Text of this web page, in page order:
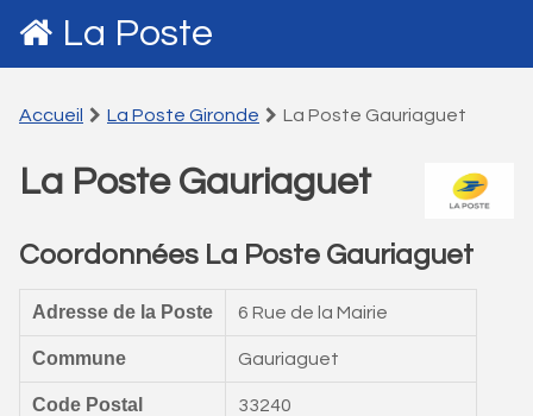
La Poste
Accueil La Poste Gironde La Poste Gauriaguet
La Poste Gauriaguet
Coordonnées La Poste Gauriaguet
Adresse de la Poste 6 Rue de la Mairie
Commune Gauriaguet
Code Postal 33240